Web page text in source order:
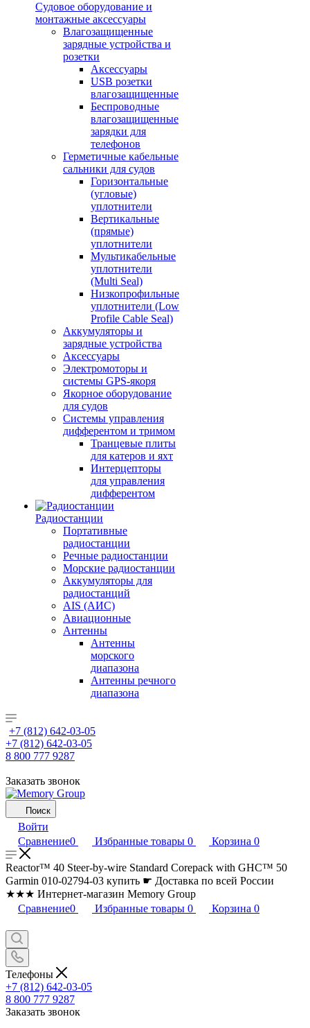
Судовое оборудование и
монтажные аксессуары
Влагозащищенные
зарядные устройства и
розетки
Аксессуары
USB розетки
влагозащищенные
Беспроводные
влагозащищенные
зарядки для
телефонов
Герметичные кабельные
сальники для судов
Горизонтальные
(угловые)
уплотнители
Вертикальные
(прямые)
уплотнители
Мультикабельные
уплотнители
(Multi Seal)
Низкопрофильные
уплотнители (Low
Profile Cable Seal)
Аккумуляторы и
зарядные устройства
Аксессуары
Электромоторы и
системы GPS-якоря
Якорное оборудование
для судов
Системы управления
дифферентом и тримом
Транцевые плиты
для катеров и яхт
Интерцепторы
для управления
дифферентом
Радиостанции
Портативные
радиостанции
Речные радиостанции
Морские радиостанции
Аккумуляторы для
радиостанций
AIS (АИС)
Авиационные
Антенны
Антенны
морского
диапазона
Антенны речного
диапазона
+7 (812) 642-03-05
+7 (812) 642-03-05
8 800 777 9287
Заказать звонок
Поиск
Войти
Сравнение0 Избранные товары 0 Корзина 0
Reactor™ 40 Steer-by-wire Standard Corepack with GHC™ 50
Garmin 010-02794-03 купить ☛ Доставка по всей России
★★★ Интернет-магазин Memory Group
Сравнение0 Избранные товары 0 Корзина 0
Телефоны
+7 (812) 642-03-05
8 800 777 9287
Заказать звонок